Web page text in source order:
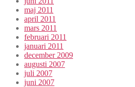
maj 2011
april 2011
mars 2011
februari 2011
januari 2011
december 2009
augusti 2007
juli 2007
juni 2007